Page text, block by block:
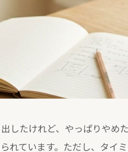
出したけれど、やっぱりやめ
れています。ただし、タイ